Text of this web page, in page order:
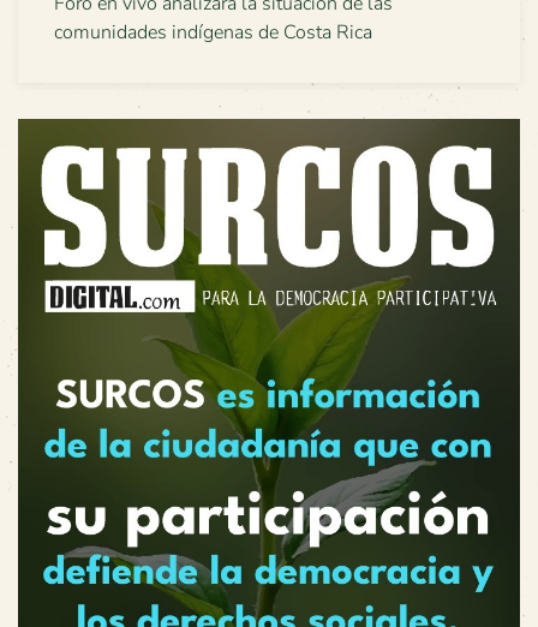
comunidades indígenas de Costa Rica